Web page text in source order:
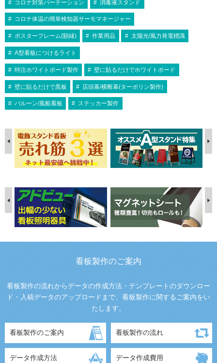
代引不可
屋内用
A1
594×841
シェイプ SH-A1-SV A1 シルバー 屋内
用
¥2,178（税込）
スマートな形状が作品を引き立てま
す！
お値打ち
A1 シルバー
ポスターパネル Jパネル A1 シルバー
屋内用
スタンダードな規格でロングセラーな
ポスターフレーム。カラーはシルバ
ー、ブラック、ホワイト、ブロンズの
4色展…
A1サイズ/ポスターフレーム
通販一覧はこちら
420×594
ポスターパネル 331 A2 木目ナチュラ
ル 屋内用
¥6,006 （税込）
コーナーミニアールで意匠的にかっこ
420×594
シェイプ SH-A2-SV A2 シルバー 屋内
用
¥1,386（税込）
丈夫で強度が増した大判サイズの幅広フ
レーム！
¥29,040（税込）
大人気のシンエイ社のポスターグリップ
盗難防止タイプです！！ポスターを効果
的に演出するディスプレイパネルです。
B0サイズ/ポスターフレーム
通販一覧はこちら
内用 (56281B1K)
¥12,067（税込）
人気No1の四辺開閉式ポスターパネルで
す！
価格、バリエーション、品質3拍子揃っ
た優れもの！
¥24,310
ポスターを横から交換できる便利な機能
付き！
B1サイズ/ポスターフレーム
¥1,870（税込）
コーナーに丸みをつけた安全設計のポス
ターフレーム。カラーはシルバー、ブラ
ックの2色展開。サインシティ最安の…
¥13,200（税込）
【2020年度アジアデザイン賞受賞】エ
ッジを切り落として、シャープな印象を
携えた額縁です。
B2サイズ/ポスターフレーム
通販一覧はこちら
コロナ対策パーテーション 消毒液スタンド
コロナ体温の簡単検知器サーモマネージャー
ポスターフレーム(額縁) 作業用品 太陽光/風力発電標識
A型看板につけるライト
特注ホワイトボード製作 壁に貼るだけでホワイトボード
壁に貼るだけで黒板 店頭幕/横断幕(ターポリン製作)
バルーン/風船看板 ステッカー製作
看板製作のご案内
看板製作の流れからデータの作成方法・テンプレートのダウンロー
ド・入稿データのアップロードまで、看板製作に関するご案内をい
たします。
看板製作のご案内 看板製作の流れ
データ作成方法 データ作成費用